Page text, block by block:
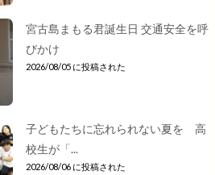
宮古島まもる君誕生日 交通安全を呼
びかけ
2026/08/05 に投稿された
子どもたちに忘れられない夏を 高
校生が「...
2026/08/06 に投稿された